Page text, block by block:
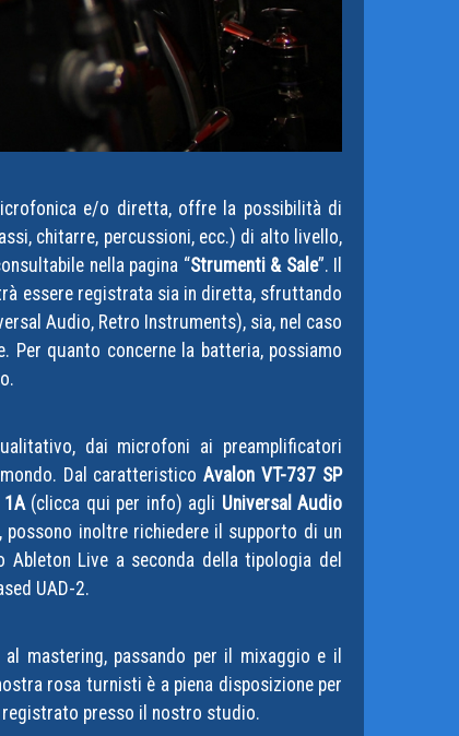
e/o diretta, offre la possibilità di
chitarre, percussioni, ecc.) di alto livello,
nella pagina “Strumenti & Sale”. Il
essere registrata sia in diretta, sfruttando
Audio, Retro Instruments), sia, nel caso
Per quanto concerne la batteria, possiamo
dai microfoni ai preamplificatori
Dal caratteristicoAvalon VT-737 SP
1A(clicca qui per info) agli Universal Audio
possono inoltre richiedere il supporto di un
Live a seconda della tipologia del
UAD-2.
mastering, passando per il mixaggio e il
rosa turnisti è a piena disposizione per
registrato presso il nostro studio.